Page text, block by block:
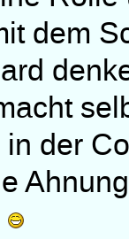
dem
in der